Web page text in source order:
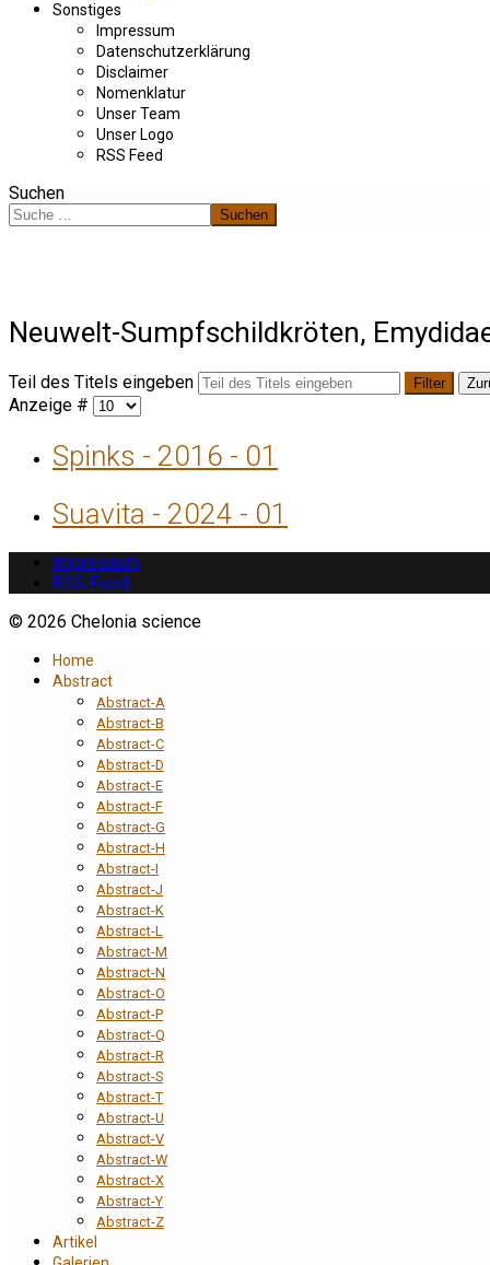
Sonstiges
Impressum
Datenschutzerklärung
Disclaimer
Nomenklatur
Unser Team
Unser Logo
RSS Feed
Suchen
Suchen
Neuwelt-Sumpfschildkröten,
Teil des Titels eingeben Filter
Anzeige #
Spinks - 2016 - 01
Suavita - 2024 - 01
Impressum
RSS Feed
© 2026 Chelonia science
Home
Abstract
Abstract-A
Abstract-B
Abstract-C
Abstract-D
Abstract-E
Abstract-F
Abstract-G
Abstract-H
Abstract-I
Abstract-J
Abstract-K
Abstract-L
Abstract-M
Abstract-N
Abstract-O
Abstract-P
Abstract-Q
Abstract-R
Abstract-S
Abstract-T
Abstract-U
Abstract-V
Abstract-W
Abstract-X
Abstract-Y
Abstract-Z
Artikel